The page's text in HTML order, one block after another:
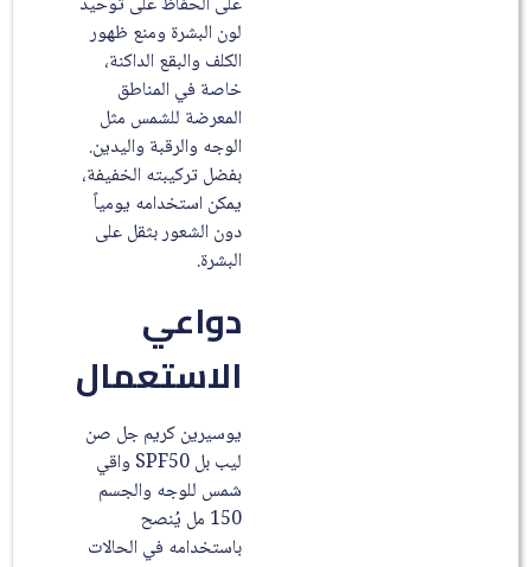
لون البشرة ومنع ظهور
الكلف والبقع الداكنة،
خاصة في المناطق
المعرضة للشمس مثل
الوجه والرقبة واليدين.
بفضل تركيبته الخفيفة،
يمكن استخدامه يومياً
دون الشعور بثقل على
دواعي
الاستعمال
يوسيرين كريم جل صن
ليب بل SPF50 واقي
شمس للوجه والجسم
150 مل يُنصح
باستخدامه في الحالات